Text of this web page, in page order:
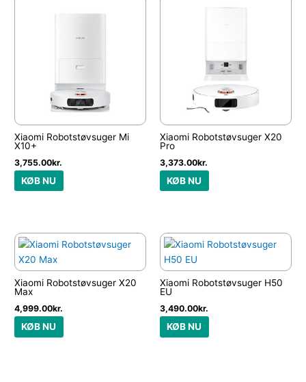
Xiaomi Robotstøvsuger Mi
X10+
3,755.00kr.
KØB NU
Xiaomi Robotstøvsuger X20
Pro
3,373.00kr.
KØB NU
Xiaomi Robotstøvsuger X20
Max
4,999.00kr.
KØB NU
Xiaomi Robotstøvsuger H50
EU
3,490.00kr.
KØB NU